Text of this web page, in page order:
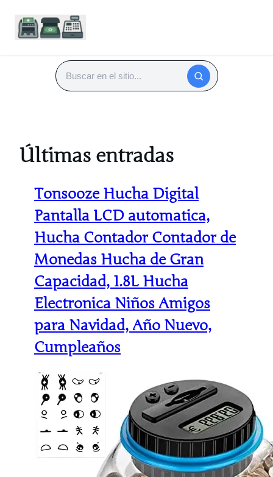
Buscar
Últimas entradas
Tonsooze Hucha Digital
Pantalla LCD automatica,
Hucha Contador Contador de
Monedas Hucha de Gran
Capacidad, 1.8L Hucha
Electronica Niños Amigos
para Navidad, Año Nuevo,
Cumpleaños